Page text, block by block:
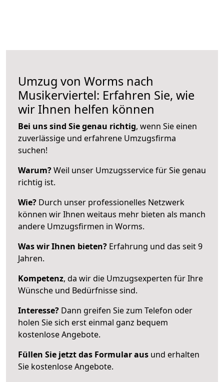
Umzug von Worms nach
Musikerviertel: Erfahren Sie, wie
wir Ihnen helfen können
Bei uns sind Sie genau richtig, wenn Sie einen
zuverlässige und erfahrene Umzugsfirma
suchen!
Warum?Weil unser Umzugsservice für Sie genau
richtig ist.
Wie? Durch unser professionelles Netzwerk
können wir Ihnen weitaus mehr bieten als manch
andere Umzugsfirmen in Worms.
Was wir Ihnen bieten? Erfahrung und das seit 9
Jahren.
Kompetenz, da wir die Umzugsexperten für Ihre
Wünsche und Bedürfnisse sind.
Interesse? Dann greifen Sie zum Telefon oder
holen Sie sich erst einmal ganz bequem
kostenlose Angebote.
Füllen Sie jetzt das Formular aus und erhalten
Sie kostenlose Angebote.